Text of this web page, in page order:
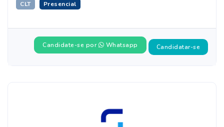
CLT Presencial
Candidate-se por Whatsapp Candidatar-se